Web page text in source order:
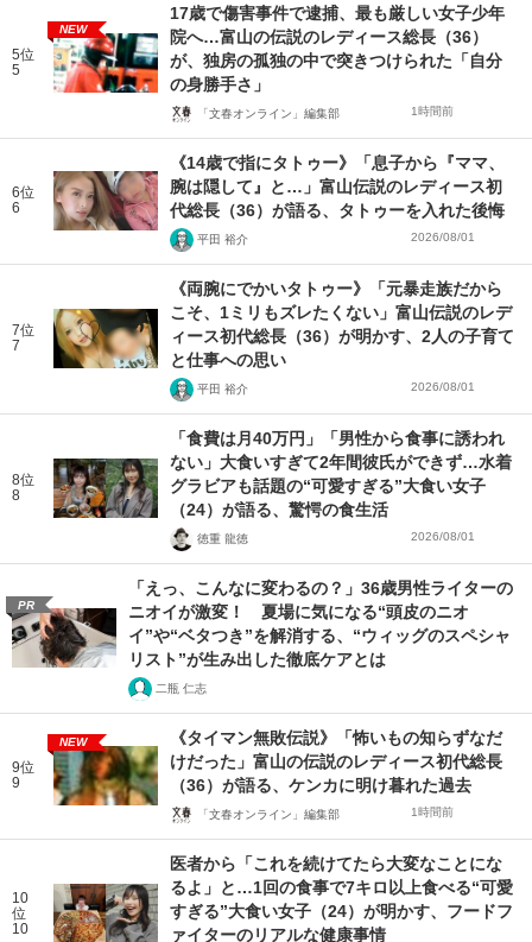
5位
5
NEW
17歳で傷害事件で逮捕、最も厳しい女子少年
院へ…富山の伝説のレディース総長（36）
が、独房の孤独の中で突きつけられた「自分
の身勝手さ」
「文春オンライン」編集部 1時間前
6位
6
《14歳で指にタトゥー》「息子から『ママ、
腕は隠して』と…」富山伝説のレディース初
代総長（36）が語る、タトゥーを入れた後悔
平田 裕介 2026/08/01
7位
7
《両腕にでかいタトゥー》「元暴走族だから
こそ、1ミリもズレたくない」富山伝説のレデ
ィース初代総長（36）が明かす、2人の子育て
と仕事への思い
平田 裕介 2026/08/01
8位
8
「食費は月40万円」「男性から食事に誘われ
ない」大食いすぎて2年間彼氏ができず…水着
グラビアも話題の“可愛すぎる”大食い女子
（24）が語る、驚愕の食生活
徳重 龍徳 2026/08/01
PR
「えっ、こんなに変わるの？」36歳男性ライターの
ニオイが激変！ 夏場に気になる“頭皮のニオ
イ”や“ベタつき”を解消する、“ウィッグのスペシャ
リスト”が生み出した徹底ケアとは
二瓶 仁志
9位
9
NEW
《タイマン無敗伝説》「怖いもの知らずなだ
けだった」富山の伝説のレディース初代総長
（36）が語る、ケンカに明け暮れた過去
「文春オンライン」編集部 1時間前
10
位
10
医者から「これを続けてたら大変なことにな
るよ」と…1回の食事で7キロ以上食べる“可愛
すぎる”大食い女子（24）が明かす、フードフ
ァイターのリアルな健康事情